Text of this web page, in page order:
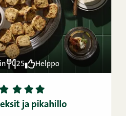
25 Helppo
2 3 4
5
ja pikahillo